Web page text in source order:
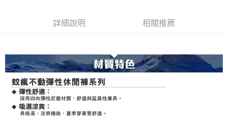
澎湖金門
每筆NT$200
付款後門市自取
每筆NT$80，滿NT$790(含以上)免運費
詳細說明 相關推薦